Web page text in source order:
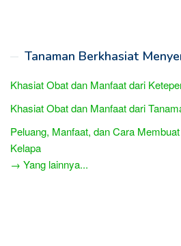
Tanaman Berkhasiat
Khasiat Obat dan Manfaat dari
Khasiat Obat dan Manfaat dari
Peluang, Manfaat, dan Cara
Kelapa
→ Yang lainnya...